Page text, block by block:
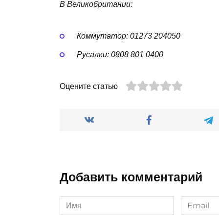
В Великобритании:
Коммутатор: 01273 204050
Русалки: 0808 801 0400
Оцените статью
Добавить комментарий
Имя
*
Email
*